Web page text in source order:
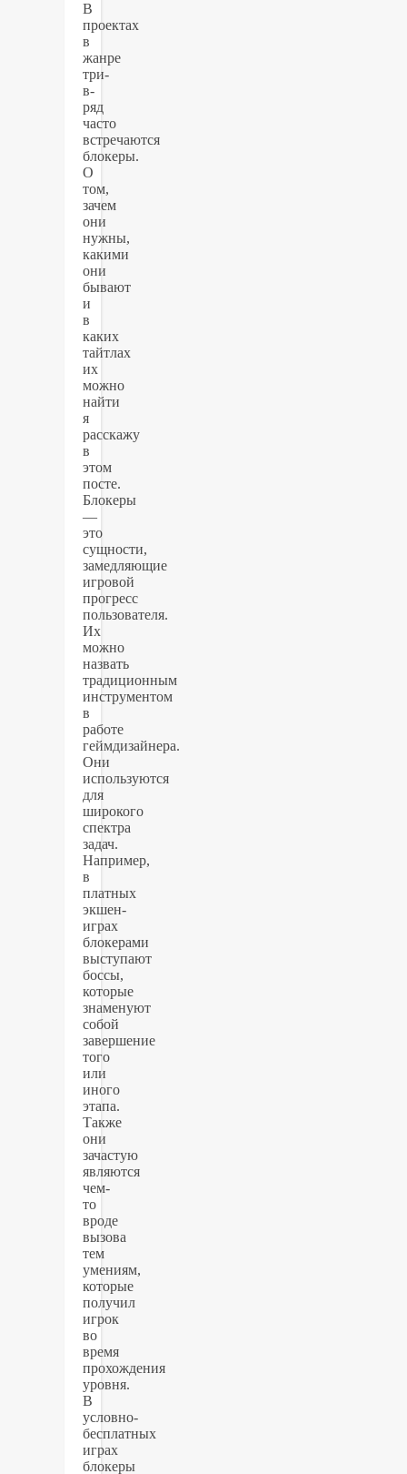
В
проектах
в
жанре
три-
в-
ряд
часто
встречаются
блокеры.
О
том,
зачем
они
нужны,
какими
они
бывают
и
в
каких
тайтлах
их
можно
найти
я
расскажу
в
этом
посте.
Блокеры
—
это
сущности,
замедляющие
игровой
прогресс
пользователя.
Их
можно
назвать
традиционным
инструментом
в
работе
геймдизайнера.
Они
используются
для
широкого
спектра
задач.
Например,
в
платных
экшен-
играх
блокерами
выступают
боссы,
которые
знаменуют
собой
завершение
того
или
иного
этапа.
Также
они
зачастую
являются
чем-
то
вроде
вызова
тем
умениям,
которые
получил
игрок
во
время
прохождения
уровня.
В
условно-
бесплатных
играх
блокеры